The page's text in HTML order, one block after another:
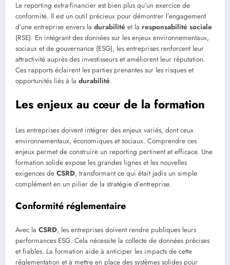
Le reporting extra-financier est bien plus qu’un exercice de
conformité. Il est un outil précieux pour démontrer l’engagement
d’une entreprise envers la durabilité et la responsabilité sociale
(RSE). En intégrant des données sur les enjeux environnementaux,
sociaux et de gouvernance (ESG), les entreprises renforcent leur
attractivité auprès des investisseurs et améliorent leur réputation.
Ces rapports éclairent les parties prenantes sur les risques et
opportunités liés à la durabilité.
Les enjeux au cœur de la formation
Les entreprises doivent intégrer des enjeux variés, dont ceux
environnementaux, économiques et sociaux. Comprendre ces
enjeux permet de construire un reporting pertinent et efficace. Une
formation solide expose les grandes lignes et les nouvelles
exigences de CSRD, transformant ce qui était jadis un simple
complément en un pilier de la stratégie d’entreprise.
Conformité réglementaire
Avec la CSRD, les entreprises doivent rendre publiques leurs
performances ESG. Cela nécessite la collecte de données précises
et fiables. La formation aide à anticiper les impacts de cette
réglementation et à mettre en place des systèmes solides pour